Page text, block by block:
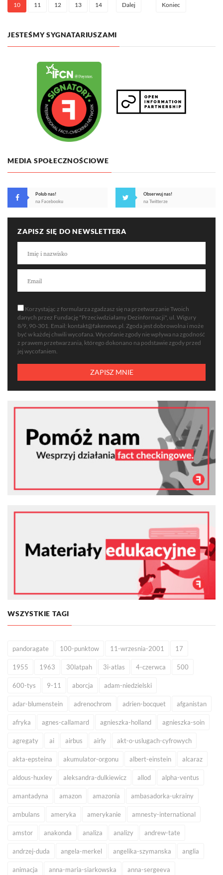
10 11 12 13 14 Dalej Koniec
JESTEŚMY SYGNATARIUSZAMI
MEDIA SPOŁECZNOŚCIOWE
Polub nas!
na Facebooku
Obserwuj nas!
na Twitterze
ZAPISZ SIĘ DO NEWSLETTERA
Korzystając z formularza zgadzasz się na przetwarzanie Twoich
danych przez Fundację "Przeciwdziałamy Dezinformacji", ul. Wigury
8/9, 90-301. Email: kontakt@fakenews.pl . Zgoda jest dobrowolna i może
być w każdej chwili wycofana. Wycofanie zgody nie wpływa na zgodność
z prawem przetwarzania, którego dokonano na podstawie zgody przed
jej wycofaniem.
WSZYSTKIE TAGI
pandoragate 100-punktow 11-wrzesnia-2001 17
1955 1963 30latpah 3i-atlas 4-czerwca 500
600-tys 9-11 aborcja adam-niedzielski
adar-blumenstein adrenochrom adrien-bocquet afganistan
afryka agnes-callamard agnieszka-holland agnieszka-soin
agregaty ai airbus airly akt-o-uslugach-cyfrowych
akta-epsteina akumulator-orgonu albert-einstein alcaraz
aldous-huxley aleksandra-dulkiewicz allod alpha-ventus
amantadyna amazon amazonia ambasadorka-ukrainy
ambulans ameryka amerykanie amnesty-international
amstor anakonda analiza analizy andrew-tate
andrzej-duda angela-merkel angelika-szymanska anglia
animacja anna-maria-siarkowska anna-sergeeva